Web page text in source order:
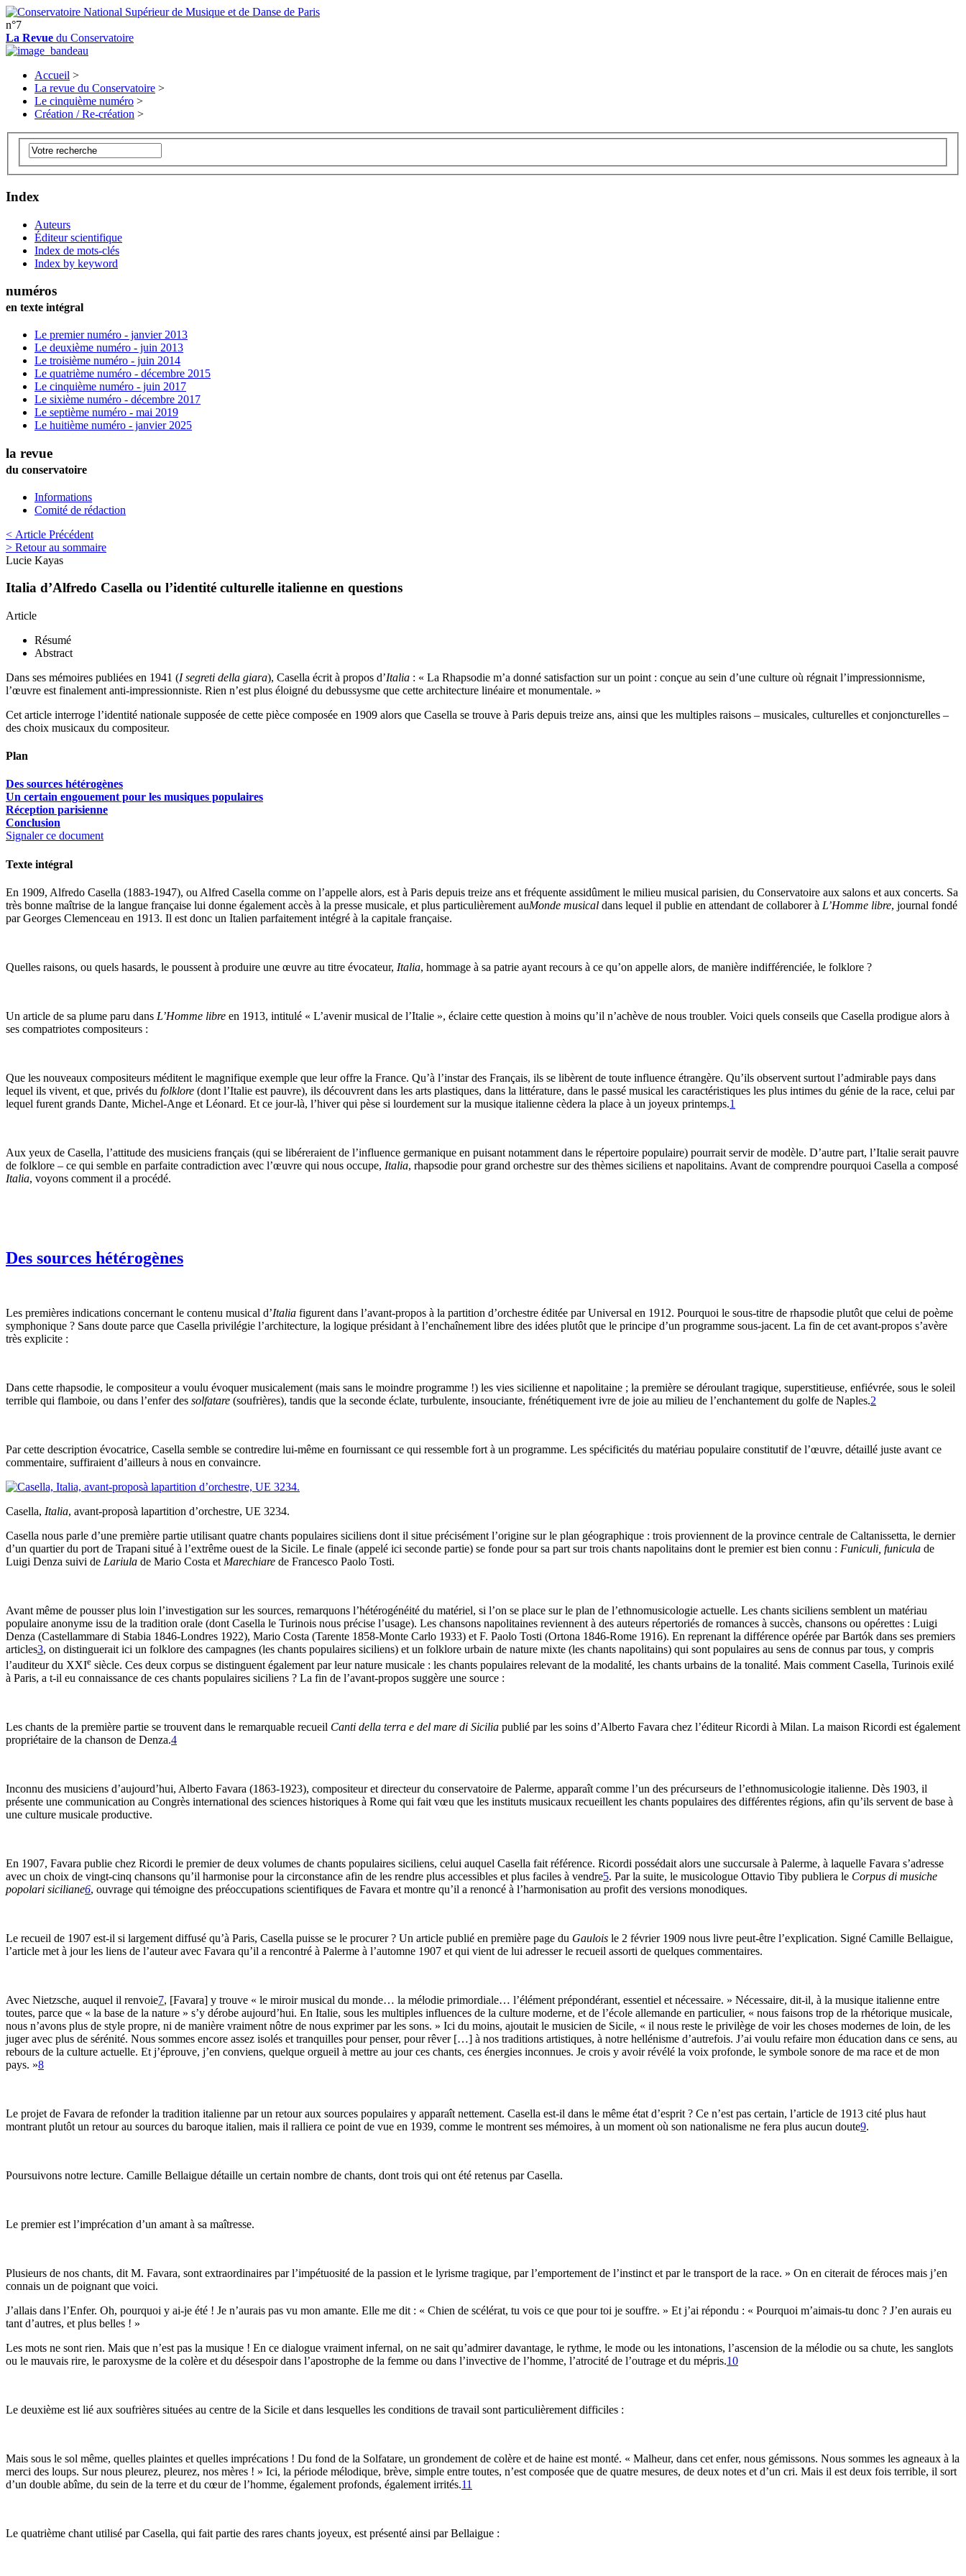
n°7
La Revue du Conservatoire
Accueil >
La revue du Conservatoire >
Le cinquième numéro >
Création / Re-création >
Index
Auteurs
Éditeur scientifique
Index de mots-clés
Index by keyword
numéros
en texte intégral
Le premier numéro - janvier 2013
Le deuxième numéro - juin 2013
Le troisième numéro - juin 2014
Le quatrième numéro - décembre 2015
Le cinquième numéro - juin 2017
Le sixième numéro - décembre 2017
Le septième numéro - mai 2019
Le huitième numéro - janvier 2025
la revue
du conservatoire
Informations
Comité de rédaction
< Article Précédent
> Retour au sommaire
Lucie Kayas
Italia d’Alfredo Casella ou l’identité culturelle italienne en questions
Article
Résumé
Abstract
Dans ses mémoires publiées en 1941 (I segreti della giara), Casella écrit à propos d’Italia : « La Rhapsodie m’a donné satisfaction sur un point : conçue au sein d’une culture où régnait l’impressionnisme,
l’œuvre est finalement anti-impressionniste. Rien n’est plus éloigné du debussysme que cette architecture linéaire et monumentale. »
Cet article interroge l’identité nationale supposée de cette pièce composée en 1909 alors que Casella se trouve à Paris depuis treize ans, ainsi que les multiples raisons – musicales, culturelles et conjoncturelles –
des choix musicaux du compositeur.
Plan
Des sources hétérogènes
Un certain engouement pour les musiques populaires
Réception parisienne
Conclusion
Signaler ce document
Texte intégral
En 1909, Alfredo Casella (1883-1947), ou Alfred Casella comme on l’appelle alors, est à Paris depuis treize ans et fréquente assidûment le milieu musical parisien, du Conservatoire aux salons et aux concerts. Sa
très bonne maîtrise de la langue française lui donne également accès à la presse musicale, et plus particulièrement auMonde musical dans lequel il publie en attendant de collaborer à L’Homme libre, journal fondé
par Georges Clemenceau en 1913. Il est donc un Italien parfaitement intégré à la capitale française.
Quelles raisons, ou quels hasards, le poussent à produire une œuvre au titre évocateur, Italia, hommage à sa patrie ayant recours à ce qu’on appelle alors, de manière indifférenciée, le folklore ?
Un article de sa plume paru dans L’Homme libre en 1913, intitulé « L’avenir musical de l’Italie », éclaire cette question à moins qu’il n’achève de nous troubler. Voici quels conseils que Casella prodigue alors à
ses compatriotes compositeurs :
Que les nouveaux compositeurs méditent le magnifique exemple que leur offre la France. Qu’à l’instar des Français, ils se libèrent de toute influence étrangère. Qu’ils observent surtout l’admirable pays dans
lequel ils vivent, et que, privés du folklore (dont l’Italie est pauvre), ils découvrent dans les arts plastiques, dans la littérature, dans le passé musical les caractéristiques les plus intimes du génie de la race, celui par
lequel furent grands Dante, Michel-Ange et Léonard. Et ce jour-là, l’hiver qui pèse si lourdement sur la musique italienne cèdera la place à un joyeux printemps.1
Aux yeux de Casella, l’attitude des musiciens français (qui se libéreraient de l’influence germanique en puisant notamment dans le répertoire populaire) pourrait servir de modèle. D’autre part, l’Italie serait pauvre
de folklore – ce qui semble en parfaite contradiction avec l’œuvre qui nous occupe, Italia, rhapsodie pour grand orchestre sur des thèmes siciliens et napolitains. Avant de comprendre pourquoi Casella a composé
Italia, voyons comment il a procédé.
Des sources hétérogènes
Les premières indications concernant le contenu musical d’Italia figurent dans l’avant-propos à la partition d’orchestre éditée par Universal en 1912. Pourquoi le sous-titre de rhapsodie plutôt que celui de poème
symphonique ? Sans doute parce que Casella privilégie l’architecture, la logique présidant à l’enchaînement libre des idées plutôt que le principe d’un programme sous-jacent. La fin de cet avant-propos s’avère
très explicite :
Dans cette rhapsodie, le compositeur a voulu évoquer musicalement (mais sans le moindre programme !) les vies sicilienne et napolitaine ; la première se déroulant tragique, superstitieuse, enfiévrée, sous le soleil
terrible qui flamboie, ou dans l’enfer des solfatare (soufrières), tandis que la seconde éclate, turbulente, insouciante, frénétiquement ivre de joie au milieu de l’enchantement du golfe de Naples.2
Par cette description évocatrice, Casella semble se contredire lui-même en fournissant ce qui ressemble fort à un programme. Les spécificités du matériau populaire constitutif de l’œuvre, détaillé juste avant ce
commentaire, suffiraient d’ailleurs à nous en convaincre.
Casella, Italia, avant-proposà lapartition d’orchestre, UE 3234.
Casella nous parle d’une première partie utilisant quatre chants populaires siciliens dont il situe précisément l’origine sur le plan géographique : trois proviennent de la province centrale de Caltanissetta, le dernier
d’un quartier du port de Trapani situé à l’extrême ouest de la Sicile. Le finale (appelé ici seconde partie) se fonde pour sa part sur trois chants napolitains dont le premier est bien connu : Funiculi, funicula de
Luigi Denza suivi de Lariula de Mario Costa et Marechiare de Francesco Paolo Tosti.
Avant même de pousser plus loin l’investigation sur les sources, remarquons l’hétérogénéité du matériel, si l’on se place sur le plan de l’ethnomusicologie actuelle. Les chants siciliens semblent un matériau
populaire anonyme issu de la tradition orale (dont Casella le Turinois nous précise l’usage). Les chansons napolitaines reviennent à des auteurs répertoriés de romances à succès, chansons ou opérettes : Luigi
Denza (Castellammare di Stabia 1846-Londres 1922), Mario Costa (Tarente 1858-Monte Carlo 1933) et F. Paolo Tosti (Ortona 1846-Rome 1916). En reprenant la différence opérée par Bartók dans ses premiers
articles3, on distinguerait ici un folklore des campagnes (les chants populaires siciliens) et un folklore urbain de nature mixte (les chants napolitains) qui sont populaires au sens de connus par tous, y compris
l’auditeur du XXIe siècle. Ces deux corpus se distinguent également par leur nature musicale : les chants populaires relevant de la modalité, les chants urbains de la tonalité. Mais comment Casella, Turinois exilé
à Paris, a t-il eu connaissance de ces chants populaires siciliens ? La fin de l’avant-propos suggère une source :
Les chants de la première partie se trouvent dans le remarquable recueil Canti della terra e del mare di Sicilia publié par les soins d’Alberto Favara chez l’éditeur Ricordi à Milan. La maison Ricordi est également
propriétaire de la chanson de Denza.4
Inconnu des musiciens d’aujourd’hui, Alberto Favara (1863-1923), compositeur et directeur du conservatoire de Palerme, apparaît comme l’un des précurseurs de l’ethnomusicologie italienne. Dès 1903, il
présente une communication au Congrès international des sciences historiques à Rome qui fait vœu que les instituts musicaux recueillent les chants populaires des différentes régions, afin qu’ils servent de base à
une culture musicale productive.
En 1907, Favara publie chez Ricordi le premier de deux volumes de chants populaires siciliens, celui auquel Casella fait référence. Ricordi possédait alors une succursale à Palerme, à laquelle Favara s’adresse
avec un choix de vingt-cinq chansons qu’il harmonise pour la circonstance afin de les rendre plus accessibles et plus faciles à vendre5. Par la suite, le musicologue Ottavio Tiby publiera le Corpus di musiche
popolari siciliane6, ouvrage qui témoigne des préoccupations scientifiques de Favara et montre qu’il a renoncé à l’harmonisation au profit des versions monodiques.
Le recueil de 1907 est-il si largement diffusé qu’à Paris, Casella puisse se le procurer ? Un article publié en première page du Gaulois le 2 février 1909 nous livre peut-être l’explication. Signé Camille Bellaigue,
l’article met à jour les liens de l’auteur avec Favara qu’il a rencontré à Palerme à l’automne 1907 et qui vient de lui adresser le recueil assorti de quelques commentaires.
Avec Nietzsche, auquel il renvoie7, [Favara] y trouve « le miroir musical du monde… la mélodie primordiale… l’élément prépondérant, essentiel et nécessaire. » Nécessaire, dit-il, à la musique italienne entre
toutes, parce que « la base de la nature » s’y dérobe aujourd’hui. En Italie, sous les multiples influences de la culture moderne, et de l’école allemande en particulier, « nous faisons trop de la rhétorique musicale,
nous n’avons plus de style propre, ni de manière vraiment nôtre de nous exprimer par les sons. » Ici du moins, ajoutait le musicien de Sicile, « il nous reste le privilège de voir les choses modernes de loin, de les
juger avec plus de sérénité. Nous sommes encore assez isolés et tranquilles pour penser, pour rêver […] à nos traditions artistiques, à notre hellénisme d’autrefois. J’ai voulu refaire mon éducation dans ce sens, au
rebours de la culture actuelle. Et j’éprouve, j’en conviens, quelque orgueil à mettre au jour ces chants, ces énergies inconnues. Je crois y avoir révélé la voix profonde, le symbole sonore de ma race et de mon
pays. »8
Le projet de Favara de refonder la tradition italienne par un retour aux sources populaires y apparaît nettement. Casella est-il dans le même état d’esprit ? Ce n’est pas certain, l’article de 1913 cité plus haut
montrant plutôt un retour au sources du baroque italien, mais il ralliera ce point de vue en 1939, comme le montrent ses mémoires, à un moment où son nationalisme ne fera plus aucun doute9.
Poursuivons notre lecture. Camille Bellaigue détaille un certain nombre de chants, dont trois qui ont été retenus par Casella.
Le premier est l’imprécation d’un amant à sa maîtresse.
Plusieurs de nos chants, dit M. Favara, sont extraordinaires par l’impétuosité de la passion et le lyrisme tragique, par l’emportement de l’instinct et par le transport de la race. » On en citerait de féroces mais j’en
connais un de poignant que voici.
J’allais dans l’Enfer. Oh, pourquoi y ai-je été ! Je n’aurais pas vu mon amante. Elle me dit : « Chien de scélérat, tu vois ce que pour toi je souffre. » Et j’ai répondu : « Pourquoi m’aimais-tu donc ? J’en aurais eu
tant d’autres, et plus belles ! »
Les mots ne sont rien. Mais que n’est pas la musique ! En ce dialogue vraiment infernal, on ne sait qu’admirer davantage, le rythme, le mode ou les intonations, l’ascension de la mélodie ou sa chute, les sanglots
ou le mauvais rire, le paroxysme de la colère et du désespoir dans l’apostrophe de la femme ou dans l’invective de l’homme, l’atrocité de l’outrage et du mépris.10
Le deuxième est lié aux soufrières situées au centre de la Sicile et dans lesquelles les conditions de travail sont particulièrement difficiles :
Mais sous le sol même, quelles plaintes et quelles imprécations ! Du fond de la Solfatare, un grondement de colère et de haine est monté. « Malheur, dans cet enfer, nous gémissons. Nous sommes les agneaux à la
merci des loups. Sur nous pleurez, pleurez, nos mères ! » Ici, la période mélodique, brève, simple entre toutes, n’est composée que de quatre mesures, de deux notes et d’un cri. Mais il est deux fois terrible, il sort
d’un double abîme, du sein de la terre et du cœur de l’homme, également profonds, également irrités.11
Le quatrième chant utilisé par Casella, qui fait partie des rares chants joyeux, est présenté ainsi par Bellaigue :